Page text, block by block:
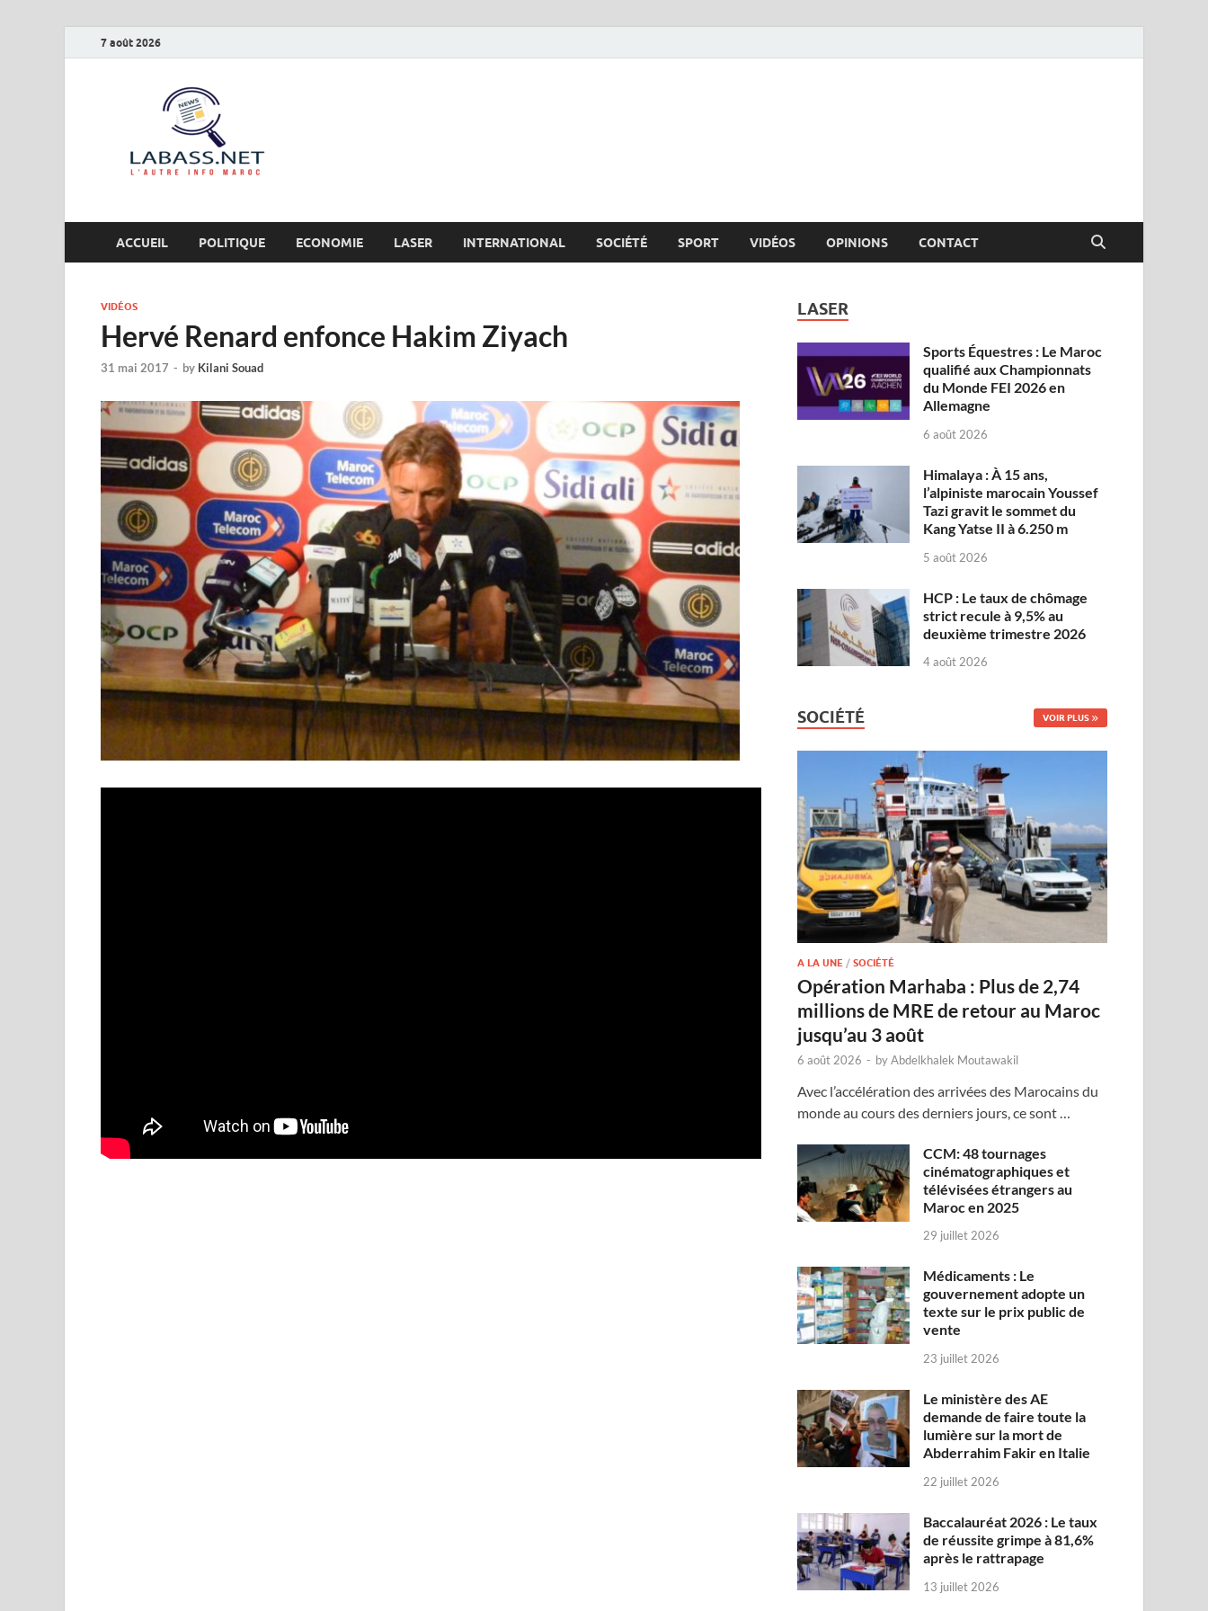
7 août 2026
ACCUEIL POLITIQUE ECONOMIE LASER INTERNATIONAL SOCIÉTÉ SPORT VIDÉOS OPINIONS CONTACT
VIDÉOS
Hervé Renard enfonce Hakim Ziyach
31 mai 2017 - by Kilani Souad
LASER
Sports Équestres : Le Maroc
qualifié aux Championnats
du Monde FEI 2026 en
Allemagne
6 août 2026
Himalaya : À 15 ans,
l’alpiniste marocain Youssef
Tazi gravit le sommet du
Kang Yatse II à 6.250 m
5 août 2026
HCP : Le taux de chômage
strict recule à 9,5% au
deuxième trimestre 2026
4 août 2026
SOCIÉTÉ VOIR PLUS
A LA UNE /SOCIÉTÉ
Opération Marhaba : Plus de 2,74
millions de MRE de retour au Maroc
jusqu’au 3 août
6 août 2026 - byAbdelkhalek Moutawakil
Avec l’accélération des arrivées des Marocains du
monde au cours des derniers jours, ce sont …
CCM: 48 tournages
cinématographiques et
télévisées étrangers au
Maroc en 2025
29 juillet 2026
Médicaments : Le
gouvernement adopte un
texte sur le prix public de
vente
23 juillet 2026
Le ministère des AE
demande de faire toute la
lumière sur la mort de
Abderrahim Fakir en Italie
22 juillet 2026
Baccalauréat 2026 : Le taux
de réussite grimpe à 81,6%
après le rattrapage
13 juillet 2026